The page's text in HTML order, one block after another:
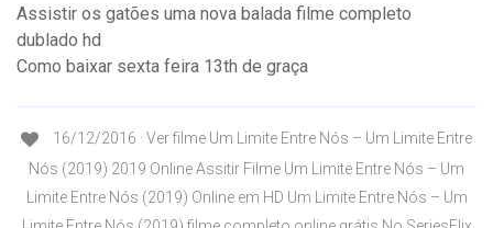
Assistir os gatões uma nova balada filme completo
dublado hd
Como baixar sexta feira 13th de graça
16/12/2016 · Ver filme Um Limite Entre Nós – Um Limite Entre
Nós (2019) 2019 Online Assitir Filme Um Limite Entre Nós – Um
Limite Entre Nós (2019) Online em HD Um Limite Entre Nós – Um